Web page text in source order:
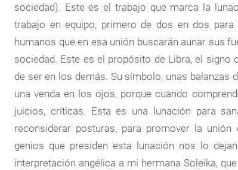
sociedad). Este es el trabajo que marca la
trabajo en equipo, primero de dos en dos
humanos que en esa unión buscarán aunar sus
sociedad. Este es el propósito de Libra, el signo
de ser en los demás. Su símbolo, unas balanzas
una venda en los ojos, porque cuando
juicios, críticas. Esta es una lunación para
reconsiderar posturas, para promover la
genios que presiden esta lunación nos lo
interpretación angélica a mi hermana Soleika,